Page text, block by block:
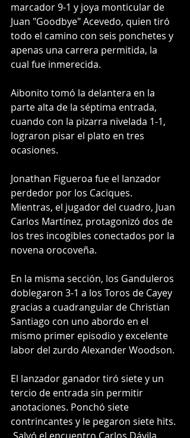
marcador 9-1 y joya monticular de
Juan "Goodbye" Acevedo, quien tiró
todo el camino con seis ponchetes y
apenas una carrera permitida, la
cual fue inmerecida.
Aibonito tomó la delantera en la
parte alta de la séptima entrada,
cuando con la pizarra nivelada 1-1,
lograron pisar el plato en tres
ocasiones.
Jonathan Figueroa fue el lanzador
perdedor por los Caciques.
Mientras, el jugador del cuadro, Juan
Carlos Martínez, protagonizó dos de
los tres incogibles conectados por la
novena orocoveña.
En la misma sección, los Ganduleros
doblegaron 3-1 a los Toros de Cayey
gracias a cuadrangular de Christian
Santiago con uno abordo en el
mismo primer episodio y excelente
labor del zurdo Alexander Woodson.
El lanzador ganador tiró siete y un
tercio de entrada sin permitir
anotaciones. Ponchó siete
contrincantes y le pegaron siete hits.